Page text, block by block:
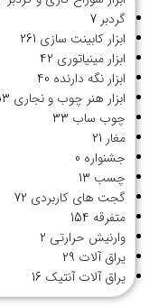
گردبر 7
ابزار کابینت سازی 261
ابزار مینیاتوری 42
ابزار نگه دارنده 40
ابزار هنر چوب و نجاری
چوب ساب 33
مغار 21
جشنواره 0
چسب 13
گجت های کاربردی 72
متفرقه 154
وارنیش حرارتی 2
یراق آلات 29
یراق آلات آنتیک 16